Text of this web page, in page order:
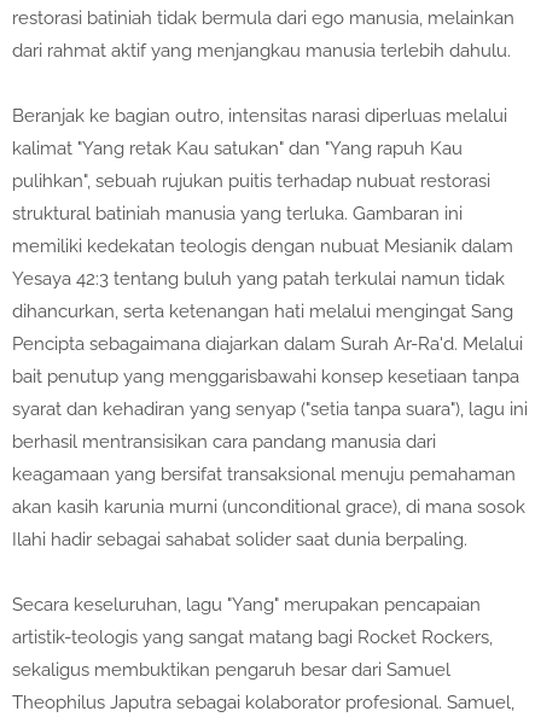
restorasi batiniah tidak bermula dari ego manusia, melainkan
dari rahmat aktif yang menjangkau manusia terlebih dahulu.
Beranjak ke bagian outro, intensitas narasi diperluas melalui
kalimat "Yang retak Kau satukan" dan "Yang rapuh Kau
pulihkan", sebuah rujukan puitis terhadap nubuat restorasi
struktural batiniah manusia yang terluka. Gambaran ini
memiliki kedekatan teologis dengan nubuat Mesianik dalam
Yesaya 42:3 tentang buluh yang patah terkulai namun tidak
dihancurkan, serta ketenangan hati melalui mengingat Sang
Pencipta sebagaimana diajarkan dalam Surah Ar-Ra'd. Melalui
bait penutup yang menggarisbawahi konsep kesetiaan tanpa
syarat dan kehadiran yang senyap ("setia tanpa suara"), lagu ini
berhasil mentransisikan cara pandang manusia dari
keagamaan yang bersifat transaksional menuju pemahaman
akan kasih karunia murni (unconditional grace), di mana sosok
Ilahi hadir sebagai sahabat solider saat dunia berpaling.
Secara keseluruhan, lagu "Yang" merupakan pencapaian
artistik-teologis yang sangat matang bagi Rocket Rockers,
sekaligus membuktikan pengaruh besar dari Samuel
Theophilus Japutra sebagai kolaborator profesional. Samuel,